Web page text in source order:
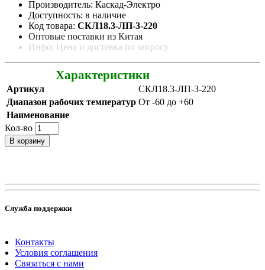
Производитель: Каскад-Электро
Доступность: в наличие
Код товара: СКЛ18.3-ЛП-3-220
Оптовые поставки из Китая
Инфо: Цена и доставка по запросу
Характеристики
Артикул
СКЛ18.3-ЛП-3-220
Диапазон рабочих температур От -60 до +60
Наименование
Кол-во
В корзину
Служба поддержки
Контакты
Условия соглашения
Связаться с нами